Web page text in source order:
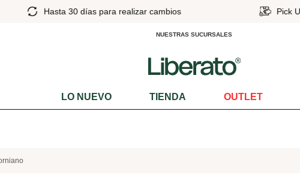
Hasta 30 días para realizar cambios Pick Up
NUESTRAS SUCURSALES
LO NUEVO TIENDA OUTLET